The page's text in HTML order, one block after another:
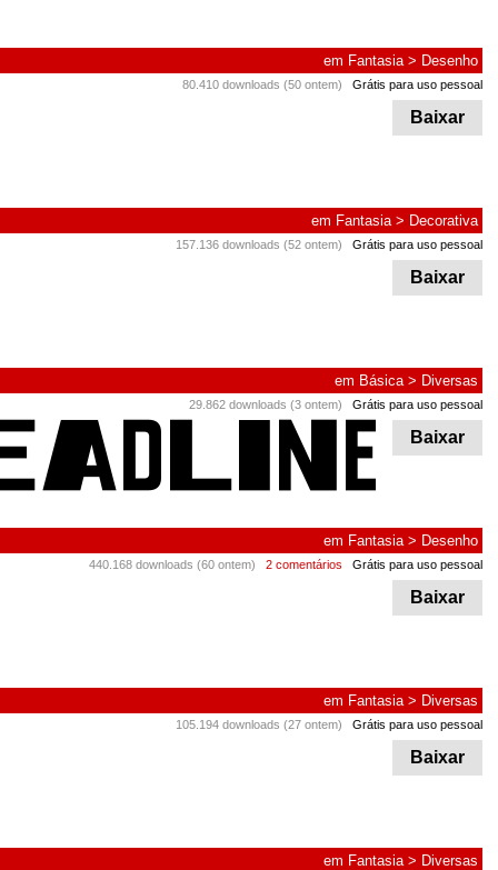
em Fantasia> Desenho
80.410 downloads (50 ontem) Grátis para uso pessoal
Baixar
em Fantasia> Decorativa
157.136 downloads (52 ontem) Grátis para uso pessoal
Baixar
em Básica> Diversas
29.862 downloads (3 ontem) Grátis para uso pessoal
Baixar
em Fantasia> Desenho
440.168 downloads (60 ontem) 2 comentários Grátis para uso pessoal
Baixar
em Fantasia> Diversas
105.194 downloads (27 ontem) Grátis para uso pessoal
Baixar
em Fantasia> Diversas